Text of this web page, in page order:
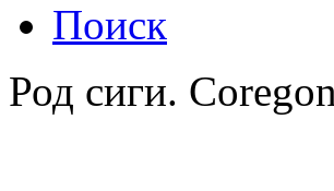
Поиск
Род сиги.